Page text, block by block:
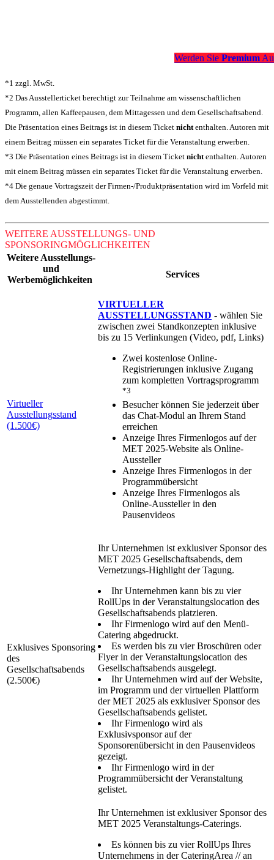
Werden Sie Premium
*1 zzgl. MwSt.
*2 Das Ausstellerticket berechtigt zur Teilnahme am wissenschaftlichen
Programm, allen Kaffeepausen, dem Mittagessen und dem Gesellschaftsabend.
Die Präsentation eines Beitrags ist in diesem Ticket nichtenthalten. Autoren mit
einem Beitrag müssen ein separates Ticket für die Veranstaltung erwerben.
*3 Die Präsentation eines Beitrags ist in diesem Ticket nichtenthalten. Autoren
mit einem Beitrag müssen ein separates Ticket für die Veranstaltung erwerben.
*4 Die genaue Vortragszeit der Firmen-/Produktpräsentation wird im Vorfeld mit
dem Ausstellenden abgestimmt.
WEITERE AUSSTELLUNGS- UND
SPONSORINGMÖGLICHKEITEN
Weitere Ausstellungs-
und
Werbemöglichkeiten
Services
Virtueller
Ausstellungsstand
(1.500€)
VIRTUELLER
AUSSTELLUNGSSTAND - wählen Sie
zwischen zwei Standkonzepten inklusive
bis zu 15 Verlinkungen (Video, pdf, Links)
Zwei kostenlose Online-
Registrierungen inklusive Zugang
zum kompletten Vortragsprogramm
*3
Besucher können Sie jederzeit über
das Chat-Modul an Ihrem Stand
erreichen
Anzeige Ihres Firmenlogos auf der
MET 2025-Website als Online-
Aussteller
Anzeige Ihres Firmenlogos in der
Programmübersicht
Anzeige Ihres Firmenlogos als
Online-Aussteller in den
Pausenvideos
Exklusives Sponsoring
des
Gesellschaftsabends
(2.500€)
Ihr Unternehmen ist exklusiver Sponsor des
MET 2025 Gesellschaftsabends, dem
Vernetzungs-Highlight der Tagung.
Ihr Unternehmen kann bis zu vier
RollUps in der Veranstaltungslocation des
Gesellschaftsabends platzieren.
Ihr Firmenlogo wird auf den Menü-
Catering abgedruckt.
Es werden bis zu vier Broschüren oder
Flyer in der Veranstaltungslocation des
Gesellschaftsabends ausgelegt.
Ihr Unternehmen wird auf der Website,
im Programm und der virtuellen Plattform
der MET 2025 als exklusiver Sponsor des
Gesellschaftsabends gelistet.
Ihr Firmenlogo wird als
Exklusivsponsor auf der
Sponsorenübersicht in den Pausenvideos
gezeigt.
Ihr Firmenlogo wird in der
Programmübersicht der Veranstaltung
gelistet.
Ihr Unternehmen ist exklusiver Sponsor des
MET 2025 Veranstaltungs-Caterings.
Es können bis zu vier RollUps Ihres
Unternehmens in der CateringArea // an